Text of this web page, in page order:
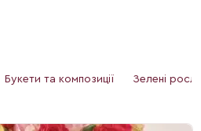
Букети та композиції Зелені